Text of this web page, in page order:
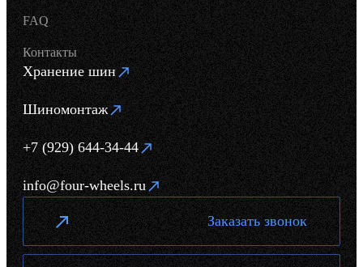
FAQ
Контакты
Хранение шин
Шиномонтаж
+7 (929) 644-34-44
info@four-wheels.ru
Заказать звонок